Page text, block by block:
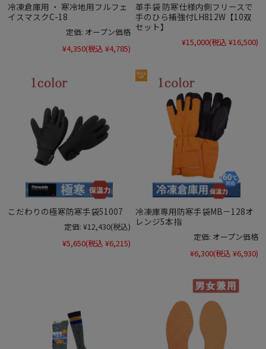
冷凍倉庫用 ・ 寒冷地用フルフェ
イスマスクC-18
定価: オープン価格
¥4,350(税込 ¥4,785)
革手袋 防寒仕様内側フリースで
手のひら補強付LH812W【10双
セット】
¥15,000(税込 ¥16,500)
こだわりの極寒防寒手袋51007
定価: ¥12,430(税込)
¥5,650(税込 ¥6,215)
冷凍庫専用防寒手袋MB－128オ
レンジ5本指
定価: オープン価格
¥6,300(税込 ¥6,930)